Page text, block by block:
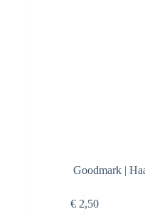
Goodmark |
€2,50